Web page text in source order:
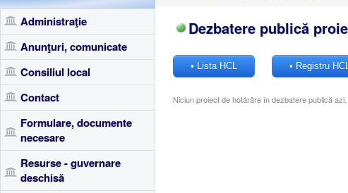
Administraţie
Anunţuri, comunicate
Consiliul local
Contact
Formulare, documente
necesare
Resurse - guvernare
deschisă
Dezbatere publică
• Lista HCL • Registru
Niciun proiect de hotărâre în dezbatere publică azi.